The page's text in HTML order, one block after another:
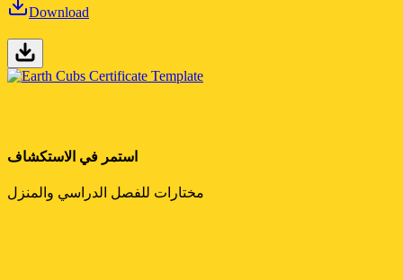
Download
استمر في الاستكشاف
مختارات للفصل الدراسي والمنزل